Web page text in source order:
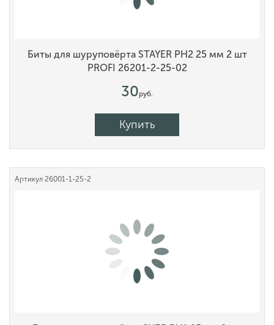
Биты для шуруповёрта STAYER PH2 25 мм 2 шт
PROFI 26201-2-25-02
30руб.
Купить
Артикул 26001-1-25-2